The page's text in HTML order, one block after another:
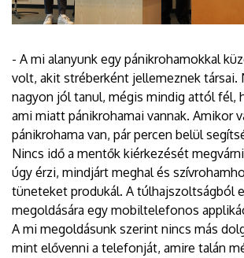
- A mi alanyunk egy pánikrohamokkal
volt, akit stréberként jellemeznek társai.
nagyon jól tanul, mégis mindig attól fél,
ami miatt pánikrohamai vannak. Amikor
pánikrohama van, pár percen belül
Nincs idő a mentők kiérkezését
úgy érzi, mindjárt meghal és
tüneteket produkál. A túlhajszoltságból
megoldására egy mobiltelefonos
A mi megoldásunk szerint nincs más
mint elővenni a telefonját, amire talán